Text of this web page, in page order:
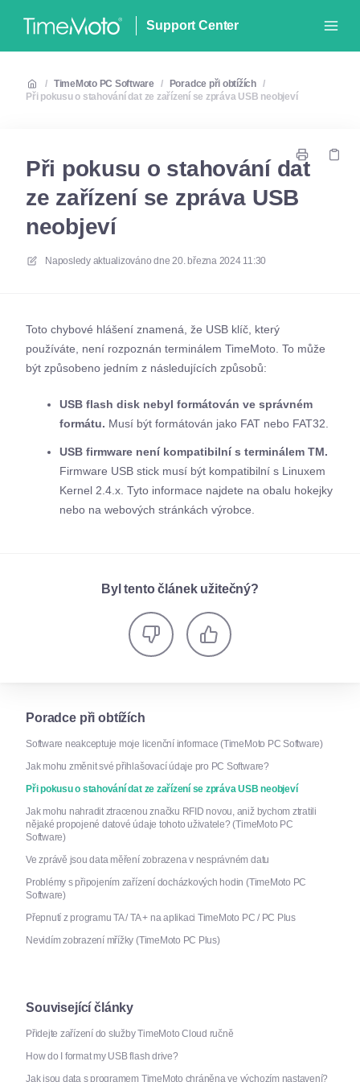
Support Center
/ TimeMoto PC Software / Poradce při obtížích /
Při pokusu o stahování dat ze zařízení se zpráva USB neobjeví
Při pokusu o stahování dat
ze zařízení se zpráva USB
neobjeví
Naposledy aktualizováno dne 20. března 2024 11:30
Toto chybové hlášení znamená, že USB klíč, který
používáte, není rozpoznán terminálem TimeMoto. To může
být způsobeno jedním z následujících způsobů:
USB flash disk nebyl formátován ve správném
formátu. Musí být formátován jako FAT nebo FAT32.
USB firmware není kompatibilní s terminálem TM.
Firmware USB stick musí být kompatibilní s Linuxem
Kernel 2.4.x. Tyto informace najdete na obalu hokejky
nebo na webových stránkách výrobce.
Byl tento článek užitečný?
Poradce při obtížích
Software neakceptuje moje licenční informace (TimeMoto PC Software)
Jak mohu změnit své přihlašovací údaje pro PC Software?
Při pokusu o stahování dat ze zařízení se zpráva USB neobjeví
Jak mohu nahradit ztracenou značku RFID novou, aniž bychom ztratili
nějaké propojené datové údaje tohoto uživatele? (TimeMoto PC
Software)
Ve zprávě jsou data měření zobrazena v nesprávném datu
Problémy s připojením zařízení docházkových hodin (TimeMoto PC
Software)
Přepnutí z programu TA / TA + na aplikaci TimeMoto PC / PC Plus
Nevidím zobrazení mřížky (TimeMoto PC Plus)
Související články
Přidejte zařízení do služby TimeMoto Cloud ručně
How do I format my USB flash drive?
Jak jsou data s programem TimeMoto chráněna ve výchozím nastavení?